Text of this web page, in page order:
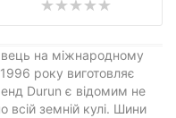
на міжнародному
року виготовляє
Durun є відомим не
всій земній кулі. Шини